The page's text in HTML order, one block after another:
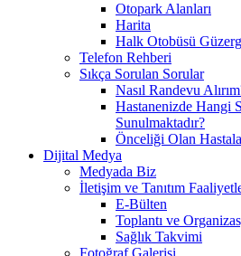
Otopark Alanları
Harita
Halk Otobüsü
Telefon Rehberi
Sıkça Sorulan Sorular
Nasıl Randevu
Hastanenizde Hangi
Sunulmaktadır?
Önceliği Olan
Dijital Medya
Medyada Biz
İletişim ve Tanıtım
E-Bülten
Toplantı ve
Sağlık Takvimi
Fotoğraf Galerisi